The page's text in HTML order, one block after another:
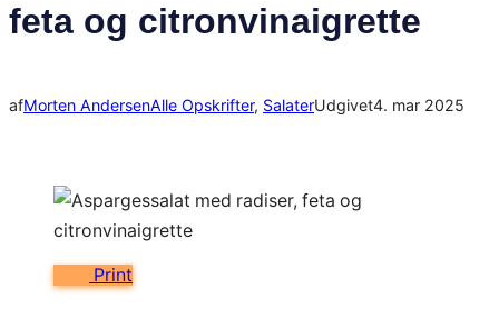
feta og citronvinaigrette
afMorten AndersenAlle Opskrifter, SalaterUdgivet4. mar 2025
Print